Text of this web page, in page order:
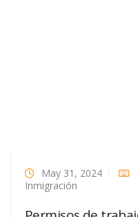
May 31, 2024
Inmigración